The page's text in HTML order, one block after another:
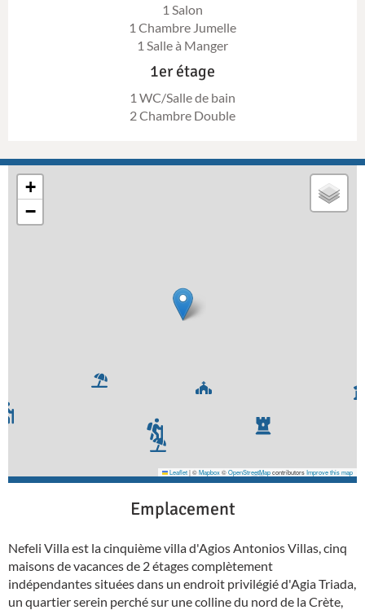
1 Salon
1 Chambre Jumelle
1 Salle à Manger
1er étage
1 WC/Salle de bain
2 Chambre Double
+
−
Leaflet|©Mapbox©OpenStreetMapcontributorsImprove this map
Emplacement
Nefeli Villa est la cinquième villa d'Agios Antonios Villas, cinq
maisons de vacances de 2 étages complètement
indépendantes situées dans un endroit privilégié d'Agia Triada,
un quartier serein perché sur une colline du nord de la Crète,